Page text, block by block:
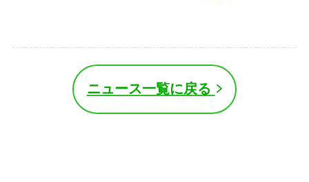
ニュース一覧に戻る